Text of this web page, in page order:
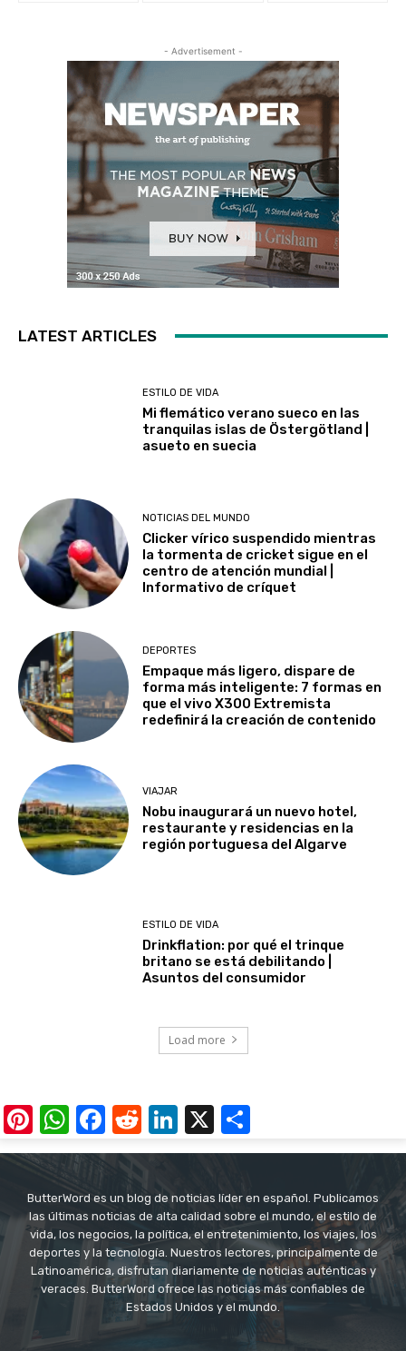
- Advertisement -
LATEST ARTICLES
ESTILO DE VIDA
Mi flemático verano sueco en las
tranquilas islas de Östergötland |
asueto en suecia
NOTICIAS DEL MUNDO
Clicker vírico suspendido mientras
la tormenta de cricket sigue en el
centro de atención mundial |
Informativo de críquet
DEPORTES
Empaque más ligero, dispare de
forma más inteligente: 7 formas en
que el vivo X300 Extremista
redefinirá la creación de contenido
VIAJAR
Nobu inaugurará un nuevo hotel,
restaurante y residencias en la
región portuguesa del Algarve
ESTILO DE VIDA
Drinkflation: por qué el trinque
britano se está debilitando |
Asuntos del consumidor
Load more
Pinterest
WhatsApp
Facebook
RedditLinkedIn
X
ButterWord es un blog de noticias líder en español. Publicamos
las últimas noticias de alta calidad sobre el mundo, el estilo de
vida, los negocios, la política, el entretenimiento, los viajes, los
deportes y la tecnología. Nuestros lectores, principalmente de
Latinoamérica, disfrutan diariamente de noticias auténticas y
veraces. ButterWord ofrece las noticias más confiables de
Estados Unidos y el mundo.